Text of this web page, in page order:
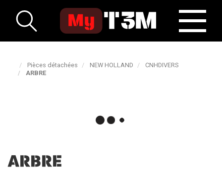
Pièces détachées NEW HOLLAND
CNHDIVERS
ARBRE
ARBRE